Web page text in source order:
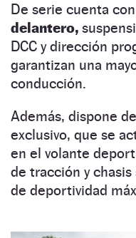
De serie cuenta con
delantero,
DCC y dirección
garantizan una
conducción.
Además, dispone
exclusivo, que se
en el volante
de tracción y
de deportividad